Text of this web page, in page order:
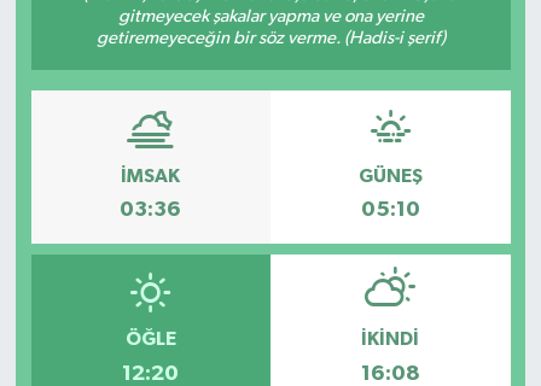
gitmeyecek şakalar yapma ve ona yerine
getiremeyeceğin bir söz verme. (Hadis-i şerif)
İMSAK
03:36
GÜNEŞ
05:10
ÖĞLE
12:20
İKINDI
16:08
ÖZEL HABER
RESMİ REKLAM